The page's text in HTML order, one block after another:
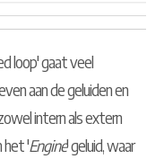
loop' gaat veel
aan de geluiden en
intern als extern
het 'Engine' geluid, waar